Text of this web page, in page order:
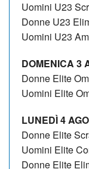
Uomini U23
Donne U23
Uomini U23
DOMENICA 3
Donne Elite
Uomini Elite
LUNEDÌ 4
Donne Elite
Uomini Elite
Donne Elite